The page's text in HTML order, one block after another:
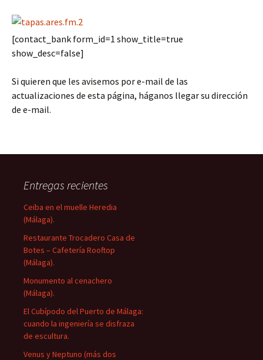
[contact_bank form_id=1 show_title=true
show_desc=false]
Si quieren que les avisemos por e-mail de las
actualizaciones de esta página, háganos llegar su dirección
de e-mail.
Entregas recientes
Ceiba en el muelle Heredia
(Málaga).
Restaurante Trocadero Casa de
Botes – Cafetería Rooftop
(Málaga).
Monumento al cenachero
(Málaga).
El Cubípodo del Puerto de Málaga:
cuando la ingeniería se disfraza
de escultura.
Venus y Neptuno (más dos